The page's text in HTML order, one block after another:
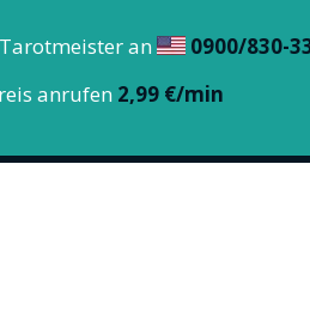
an
0900/830-
anrufen 2,99 €/min